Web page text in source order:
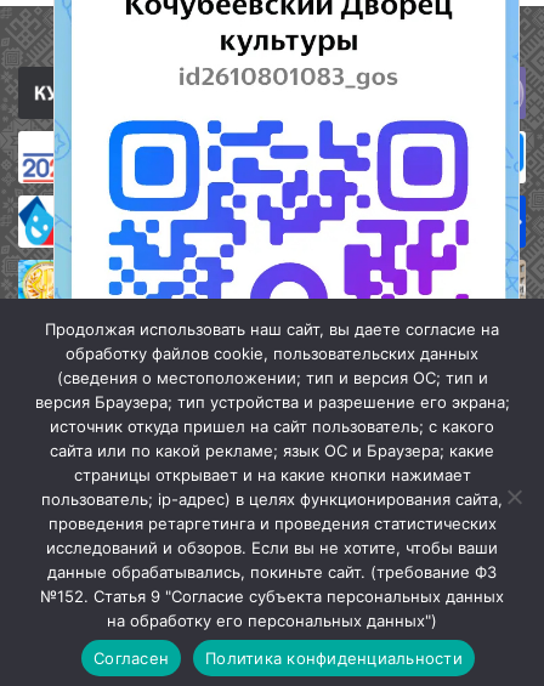
Мы в МАХ
Закрыть
Полезные ссылки
«Кочубеевская централизованная клубная система» © 2026
Продолжая использовать наш сайт, вы даете согласие на
обработку файлов cookie, пользовательских данных
(сведения о местоположении; тип и версия ОС; тип и
версия Браузера; тип устройства и разрешение его экрана;
источник откуда пришел на сайт пользователь; с какого
сайта или по какой рекламе; язык ОС и Браузера; какие
страницы открывает и на какие кнопки нажимает
пользователь; ip-адрес) в целях функционирования сайта,
проведения ретаргетинга и проведения статистических
исследований и обзоров. Если вы не хотите, чтобы ваши
данные обрабатывались, покиньте сайт. (требование ФЗ
№152. Статья 9 "Согласие субъекта персональных данных
на обработку его персональных данных")
Согласен
Политика конфиденциальности